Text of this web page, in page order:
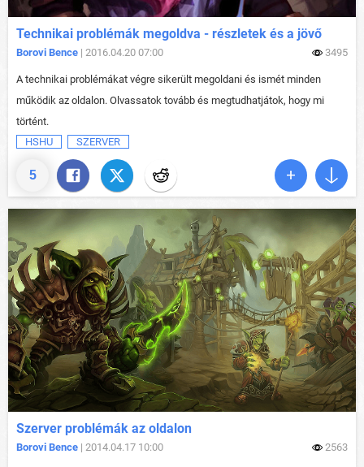
5
Technikai problémák megoldva - részletek és a jövő
Borovi Bence | 2016.04.20 07:00 3495
A technikai problémákat végre sikerült megoldani és ismét minden
működik az oldalon. Olvassatok tovább és megtudhatjátok, hogy mi
történt.
HSHU
SZERVER
Szerver problémák az oldalon
Borovi Bence | 2014.04.17 10:00 2563